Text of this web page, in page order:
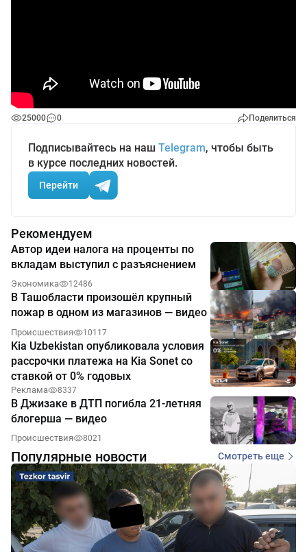
25000 0 Поделиться
Подписывайтесь на наш Telegram, чтобы быть
в курсе последних новостей.
Перейти
Рекомендуем
Автор идеи налога на проценты по
вкладам выступил с разъяснением
Экономика 12486
В Ташобласти произошёл крупный
пожар в одном из магазинов — видео
Происшествия 10117
Kia Uzbekistan опубликовала условия
рассрочки платежа на Kia Sonet со
ставкой от 0% годовых
Реклама 8337
В Джизаке в ДТП погибла 21-летняя
блогерша — видео
Происшествия 8021
Популярные новости Смотреть еще